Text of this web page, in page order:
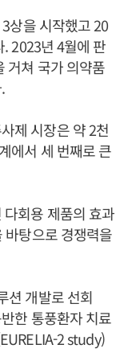
상을 시작했고 20
2023년 4월에 판
거쳐 국가 의약품
제 시장은 약 2천
에서 세 번째로 큰
회용 제품의 효과
바탕으로 경쟁력을
션 개발로 선회
한 통풍환자 치료
2 study)